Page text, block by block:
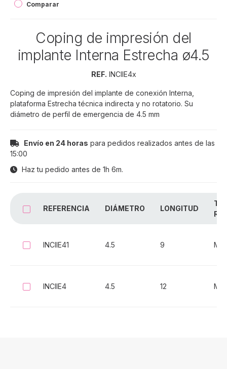
Comparar
Coping de impresión del
implante Interna Estrecha ø4.5
REF. INCIIE4x
Coping de impresión del implante de conexión Interna,
plataforma Estrecha técnica indirecta y no rotatorio. Su
diámetro de perfil de emergencia de 4.5 mm
Envío en 24 horas para pedidos realizados antes de las
15:00
Haz tu pedido antes de 1h 6m.
SELECCIONAR TODO
REFERENCIA DIÁMETRO LONGITUD
Seleccionar
INCIIE41 4.5 9
Seleccionar
INCIIE4 4.5 12